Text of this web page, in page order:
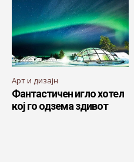
Арт и дизајн
Фантастичен игло хотел
кој го одзема здивот